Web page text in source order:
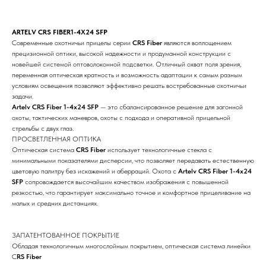
ARTELV CRS FIBER1-4X24 SFP
Современные охотничьи прицелы серии CRS Fiber являются воплощением
прецизионной оптики, высокой надежности и продуманной конструкции с
новейшей системой оптоволоконной подсветки. Отличный охват поля зрения,
переменная оптическая кратность и возможность адаптации к самым разным
условиям освещения позволяют эффективно решать востребованные охотничьи
задачи.
Artelv CRS Fiber 1-4x24 SFP — это сбалансированное решение для загонной
охоты, тактических маневров, охоты с подхода и оперативной прицельной
стрельбы с двух глаз.
ПРОСВЕТЛЕННАЯ ОПТИКА
Оптическая система CRS Fiber использует технологичные стекла с
минимальными показателями дисперсии, что позволяет передавать естественную
цветовую палитру без искажений и аберраций. Охота с Artelv CRS Fiber 1-4x24
SFP сопровождается высочайшим качеством изображения с повышенной
резкостью, что гарантирует максимально точное и комфортное прицеливание на
малых и средних дистанциях.
ЗАПАТЕНТОВАННОЕ ПОКРЫТИЕ
Обладая технологичным многослойным покрытием, оптическая система линейки
CRS Fiber